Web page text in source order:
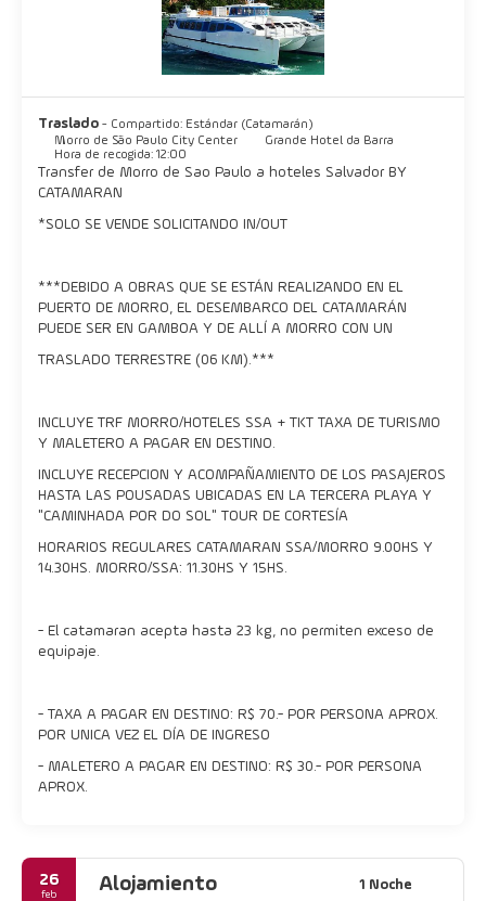
Salvador es el centro de colorido e histórico de Brasil de la
cultura afro-brasileña, la cultura africana es una gran parte de
esta ciudad y es evidente en su comida, la música y las
repartidos por toda la ciudad.
La mayoría de los terreiros permitirán a los visitantes asistir a
sus ceremonias. Lo mejor del Salvador se encuentra en su vida
Traslado - Compartido: Estándar (Catamarán)
Morro de São Paulo City Center
Grande Hotel da Barra
Hora de recogida: 12:00
Transfer de Morro de Sao Paulo a hoteles Salvador BY
CATAMARAN
*SOLO SE VENDE SOLICITANDO IN/OUT
***DEBIDO A OBRAS QUE SE ESTÁN REALIZANDO EN EL
PUERTO DE MORRO, EL DESEMBARCO DEL CATAMARÁN
PUEDE SER EN GAMBOA Y DE ALLÍ A MORRO CON UN
TRASLADO TERRESTRE (06 KM).***
INCLUYE TRF MORRO/HOTELES SSA + TKT TAXA DE TURISMO
Y MALETERO A PAGAR EN DESTINO.
INCLUYE RECEPCION Y ACOMPAÑAMIENTO DE LOS PASAJEROS
HASTA LAS POUSADAS UBICADAS EN LA TERCERA PLAYA Y
"CAMINHADA POR DO SOL" TOUR DE CORTESÍA
HORARIOS REGULARES CATAMARAN SSA/MORRO 9.00HS Y
14.30HS. MORRO/SSA: 11.30HS Y 15HS.
- El catamaran acepta hasta 23 kg, no permiten exceso de
equipaje.
- TAXA A PAGAR EN DESTINO: R$ 70.- POR PERSONA APROX.
POR UNICA VEZ EL DÍA DE INGRESO
- MALETERO A PAGAR EN DESTINO: R$ 30.- POR PERSONA
APROX.
26
feb Alojamiento 1 Noche